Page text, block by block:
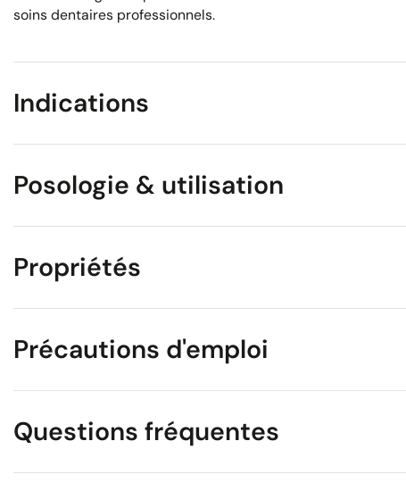
soins dentaires professionnels.
Indications
Posologie & utilisation
Propriétés
Précautions d'emploi
Questions fréquentes